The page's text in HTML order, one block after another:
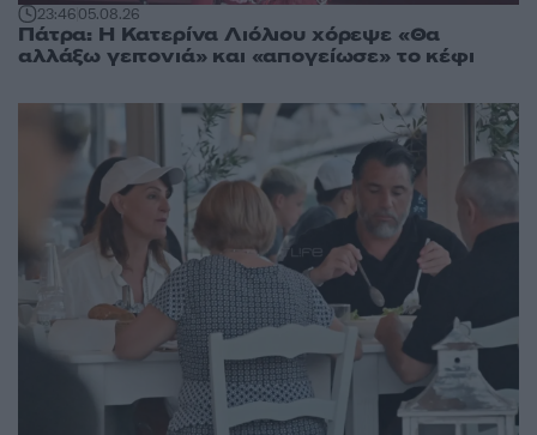
23:4605.08.26
Πάτρα: Η Κατερίνα Λιόλιου χόρεψε «Θα
αλλάξω γειτονιά» και «απογείωσε» το κέφι